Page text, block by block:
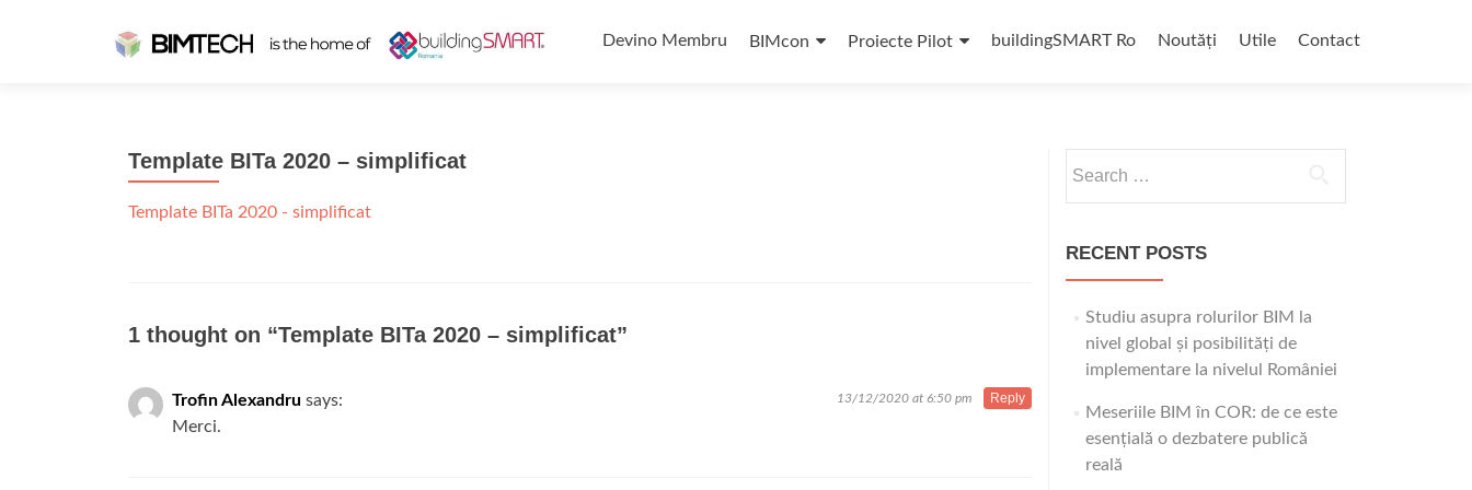
to
Devino Membru BIMcon Proiecte Pilot buildingSMART Ro Noutăți Utile Contact
Template BITa 2020 – simplificat
Template BITa 2020 - simplificat
1 thought on “Template BITa 2020 – simplificat”
Trofin Alexandru says: 13/12/2020 at 6:50 pm
Merci.
Reply
for:
RECENT POSTS
Studiu asupra rolurilor BIM la
nivel global și posibilități de
implementare la nivelul României
Meseriile BIM în COR: de ce este
esențială o dezbatere publică
reală